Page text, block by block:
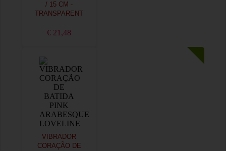
/ 15 CM -
TRANSPARENT
€ 21,48
VIBRADOR
CORAÇÃO DE